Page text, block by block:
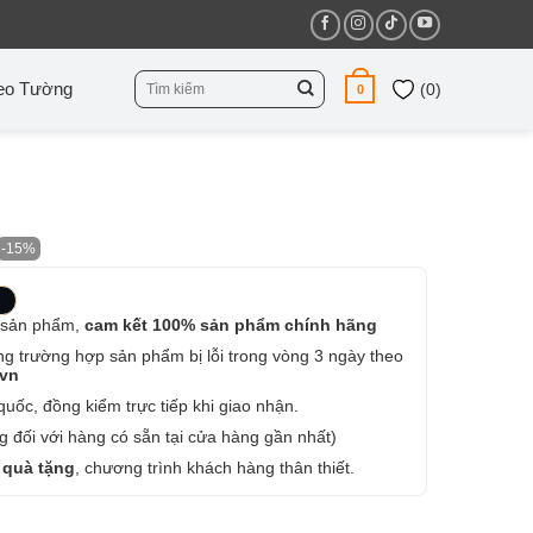
Tường
Tìm
kiếm:
0 (0)
-15%
phẩm, cam kết 100% sản phẩm chính hãng
trường hợp sản phẩm bị lỗi trong vòng 3 ngày theo
đồng kiểm trực tiếp khi giao nhận.
đối với hàng có sẵn tại cửa hàng gần nhất)
tặng , chương trình khách hàng thân thiết.